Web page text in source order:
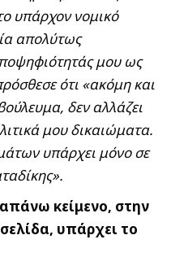
υπάρχον νομικό
απολύτως
μου ως
ότι «ακόμη και
δεν αλλάζει
μου δικαιώματα.
υπάρχει μόνο σε
κείμενο, στην
υπάρχει το